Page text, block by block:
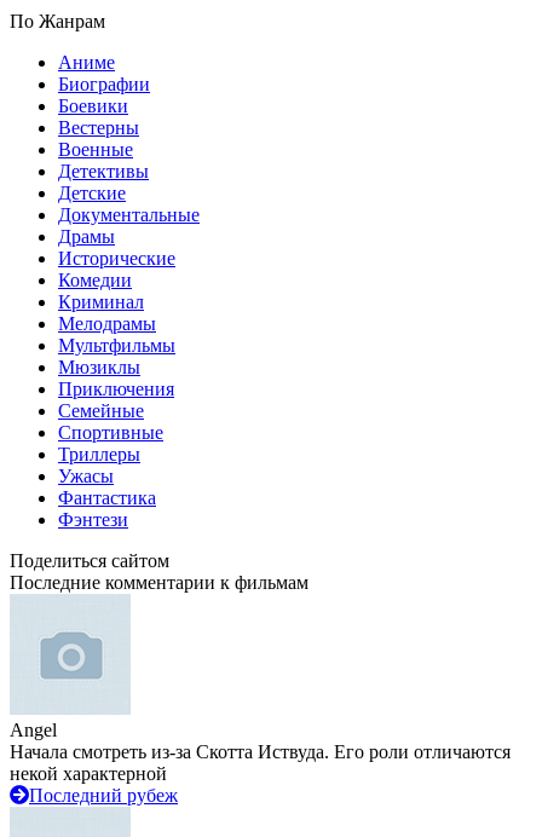
По Жанрам
Аниме
Биографии
Боевики
Вестерны
Военные
Детективы
Детские
Документальные
Драмы
Исторические
Комедии
Криминал
Мелодрамы
Мультфильмы
Мюзиклы
Приключения
Семейные
Спортивные
Триллеры
Ужасы
Фантастика
Фэнтези
Поделиться сайтом
Последние комментарии к фильмам
Angel
Начала смотреть из-за Скотта Иствуда. Его роли отличаются
некой характерной
Последний рубеж